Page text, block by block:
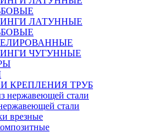
ЛАТУННЫЕ
ЧУГУННЫЕ
КРЕПЛЕНИЯ ТРУБ
стали
врезные